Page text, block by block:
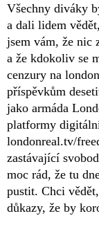
Všechny diváky
a dali lidem
jsem vám, že nic
a že kdokoliv se
cenzury na
příspěvkům
jako armáda
platformy
londonreal.tv/
zastávající
moc rád, že tu
pustit. Chci
důkazy, že by